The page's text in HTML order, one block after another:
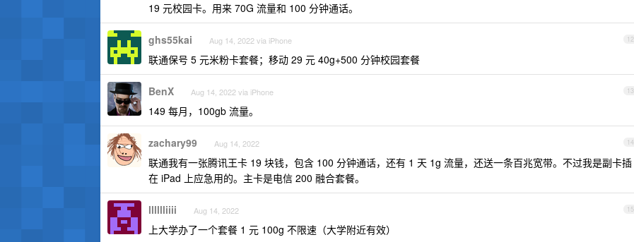
19 元校园卡。用来 70G 流量和 100 分钟通话。
12
ghs55kai Aug 14, 2022 via iPhone
联通保号 5 元米粉卡套餐；移动 29 元 40g+500 分钟校园套餐
13
BenX Aug 14, 2022 via iPhone
149 每月，100gb 流量。
14
zachary99 Aug 14, 2022
联通我有一张腾讯王卡 19 块钱，包含 100 分钟通话，还有 1 天 1g 流量，还送一条百兆宽带。不过我是副卡插
在 iPad 上应急用的。主卡是电信 200 融合套餐。
15
lllllliiii Aug 14, 2022
上大学办了一个套餐 1 元 100g 不限速（大学附近有效）